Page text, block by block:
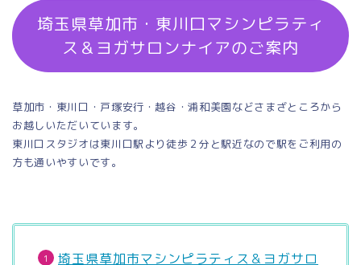
埼玉県草加市・東川口マシンピラティ
ス＆ヨガサロンナイアのご案内
草加市・東川口・戸塚安行・越谷・浦和美園などさまざところから
お越しいただいています。
東川口スタジオは東川口駅より徒歩２分と駅近なので駅をご利用の
方も通いやすいです。
埼玉県草加市マシンピラティス＆ヨガサロ